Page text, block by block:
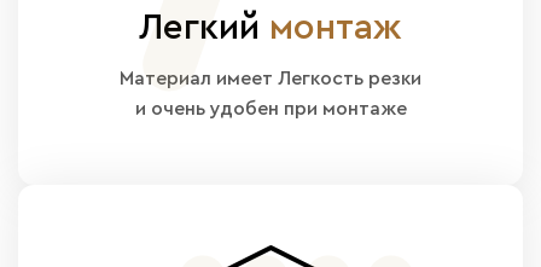
Легкий монтаж
Материал имеет Легкость резки
и очень удобен при монтаже